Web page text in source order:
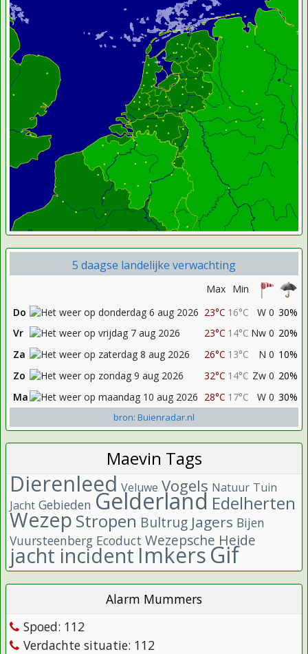
5 daagse landelijke verwachting
Max Min
Do
23°C 16°C W 0 30%
Vr
23°C 14°C Nw 0 20%
Za
26°C 13°C N 0 10%
Zo
32°C 14°C Zw 0 20%
Ma
28°C 17°C W 0 30%
bron: Buienradar.nl
Maevin Tags
Dierenleed Veluwe Vogels Natuur Tuin
Jacht Gebieden Gelderland Edelherten
Wezep Stropen Bultrug Jagers Bijen
Vuursteenberg Ecoduct Wezepsche Heide
jacht incident ImkersGif
Alarm Mummers
Spoed: 112
Verdachte situatie: 112